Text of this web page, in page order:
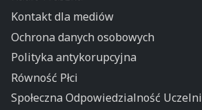
Kontakt dla mediów
Ochrona danych osobowych
Polityka antykorupcyjna
Równość Płci
Społeczna Odpowiedzialność Uczelni